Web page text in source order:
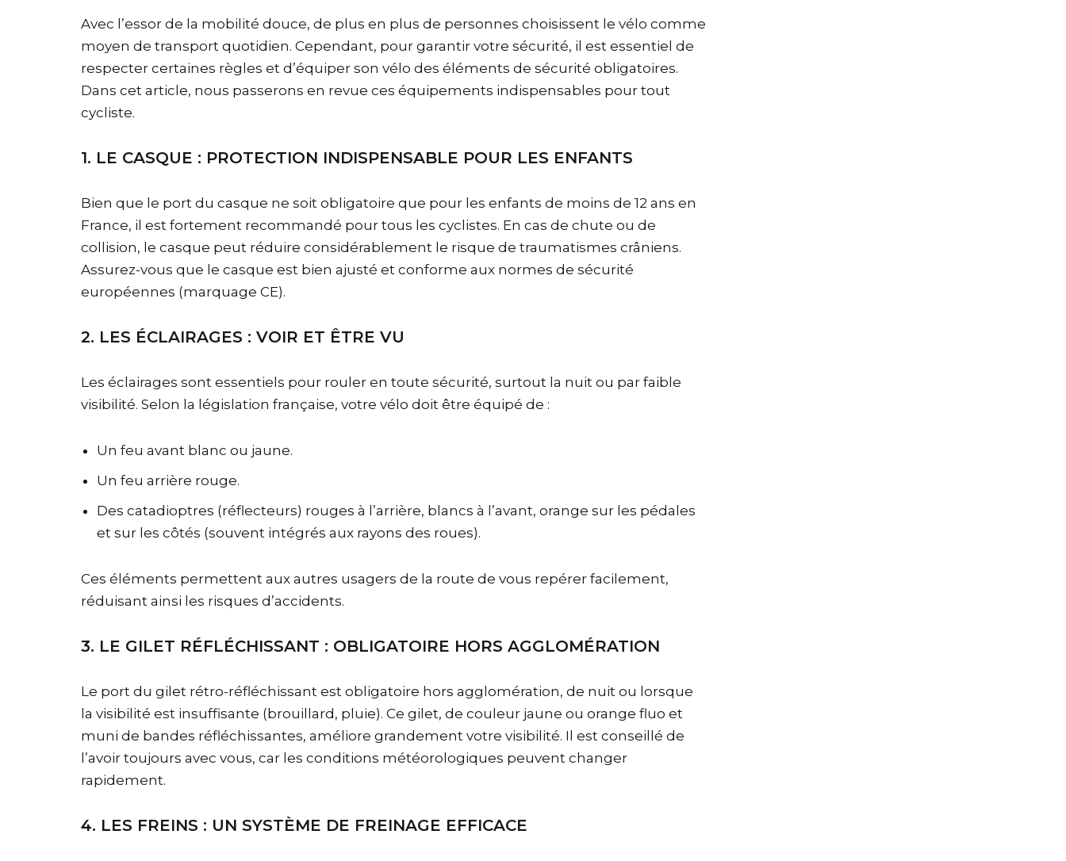
Avec l’essor de la mobilité douce, de plus en plus de personnes choisissent le vélo comme
moyen de transport quotidien. Cependant, pour garantir votre sécurité, il est essentiel de
respecter certaines règles et d’équiper son vélo des éléments de sécurité obligatoires.
Dans cet article, nous passerons en revue ces équipements indispensables pour tout
cycliste.
1. LE CASQUE : PROTECTION INDISPENSABLE POUR LES ENFANTS
Bien que le port du casque ne soit obligatoire que pour les enfants de moins de 12 ans en
France, il est fortement recommandé pour tous les cyclistes. En cas de chute ou de
collision, le casque peut réduire considérablement le risque de traumatismes crâniens.
Assurez-vous que le casque est bien ajusté et conforme aux normes de sécurité
européennes (marquage CE).
2. LES ÉCLAIRAGES : VOIR ET ÊTRE VU
Les éclairages sont essentiels pour rouler en toute sécurité, surtout la nuit ou par faible
visibilité. Selon la législation française, votre vélo doit être équipé de :
Un feu avant blanc ou jaune.
Un feu arrière rouge.
Des catadioptres (réflecteurs) rouges à l’arrière, blancs à l’avant, orange sur les pédales
et sur les côtés (souvent intégrés aux rayons des roues).
Ces éléments permettent aux autres usagers de la route de vous repérer facilement,
réduisant ainsi les risques d’accidents.
3. LE GILET RÉFLÉCHISSANT : OBLIGATOIRE HORS AGGLOMÉRATION
Le port du gilet rétro-réfléchissant est obligatoire hors agglomération, de nuit ou lorsque
la visibilité est insuffisante (brouillard, pluie). Ce gilet, de couleur jaune ou orange fluo et
muni de bandes réfléchissantes, améliore grandement votre visibilité. Il est conseillé de
l’avoir toujours avec vous, car les conditions météorologiques peuvent changer
rapidement.
4. LES FREINS : UN SYSTÈME DE FREINAGE EFFICACE